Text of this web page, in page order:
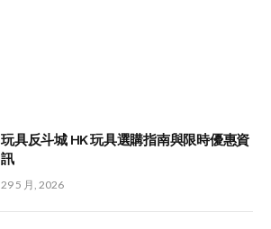
玩具反斗城 HK 玩具選購指南與限時優惠資
訊
29 5 月, 2026